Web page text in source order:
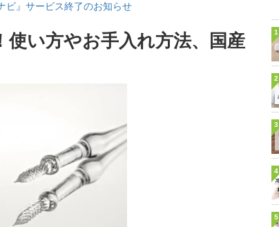
ビ』サービス終了のお知らせ
い方やお手入れ方法、国産
1
2
3
4
5